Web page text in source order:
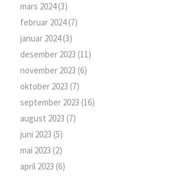
mars 2024(3)
februar 2024(7)
januar 2024(3)
desember 2023 (11)
november 2023 (6)
oktober 2023 (7)
september 2023 (16)
august 2023 (7)
juni 2023 (5)
mai 2023 (2)
april 2023 (6)